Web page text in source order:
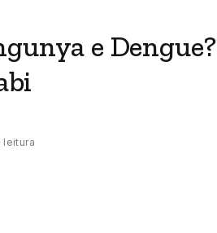
e Dengue?
leitura